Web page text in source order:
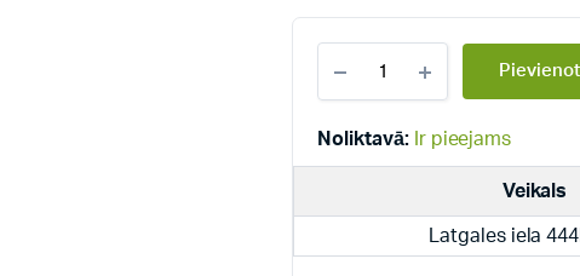
solārie
ātrsildītāji
OKC
500
NTR/HP
Noliktavā: Ir pieejams
Veikals
Latgales iela